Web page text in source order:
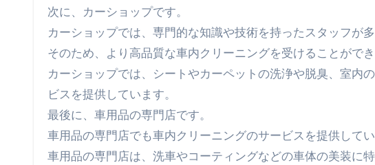
次に、カーショップです。
カーショップでは、専門的な知識や技術を持ったスタッフが多
そのため、より高品質な車内クリーニングを受けることができ
カーショップでは、シートやカーペットの洗浄や脱臭、室内
ビスを提供しています。
最後に、車用品の専門店です。
車用品の専門店でも車内クリーニングのサービスを提供してい
車用品の専門店は、洗車やコーティングなどの車体の美装に